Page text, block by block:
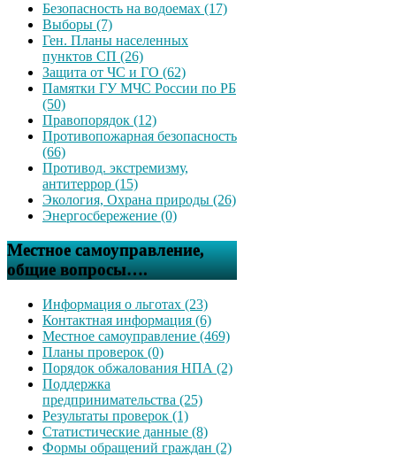
Безопасность на водоемах (17)
Выборы (7)
Ген. Планы населенных
пунктов СП (26)
Защита от ЧС и ГО (62)
Памятки ГУ МЧС России по РБ
(50)
Правопорядок (12)
Противопожарная безопасность
(66)
Противод. экстремизму,
антитеррор (15)
Экология, Охрана природы (26)
Энергосбережение (0)
Местное самоуправление,
общие вопросы….
Информация о льготах (23)
Контактная информация (6)
Местное самоуправление (469)
Планы проверок (0)
Порядок обжалования НПА (2)
Поддержка
предпринимательства (25)
Результаты проверок (1)
Статистические данные (8)
Формы обращений граждан (2)